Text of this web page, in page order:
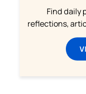
Find daily
reflections,